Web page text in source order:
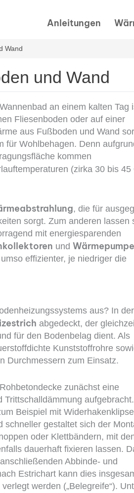
Anleitungen
Wand
und Wand
an einem kalten Tag
Fliesenboden oder auf einer
aus Fußboden und Wand
für Wohlbehagen. Denn
kommen
(zirka 30 bis 45
, die für
sorgt. Zum anderen lassen
mit energiesparenden
und
effizienter, je niedriger die
aus? In
abgedeckt, der
für den Bodenbelag dient. Als
Kunststoffrohre
Durchmessern zum Einsatz.
zunächst eine
Beispiel mit
schneller gestaltet sich der
oder Klettbändern, mit
dauerhaft fixieren lassen.
Abbinde- und
Estrichart kann dies
werden („Belegreife“).